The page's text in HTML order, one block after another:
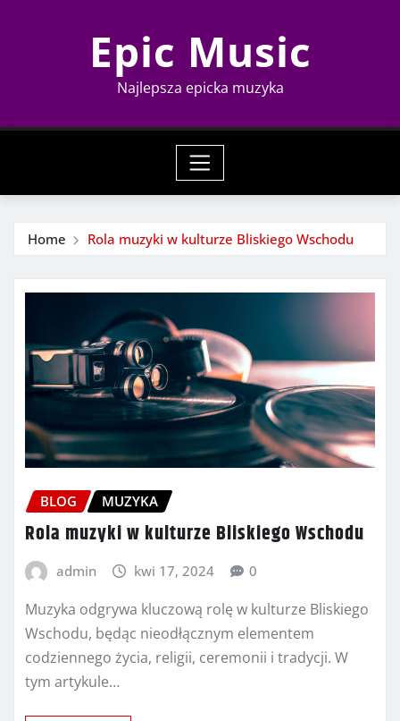
Epic Music
Najlepsza epicka muzyka
Home Rola muzyki w kulturze Bliskiego Wschodu
BLOG MUZYKA
Rola muzyki w kulturze Bliskiego Wschodu
admin kwi 17, 2024 0
Muzyka odgrywa kluczową rolę w kulturze Bliskiego
Wschodu, będąc nieodłącznym elementem
codziennego życia, religii, ceremonii i tradycji. W
tym artykule…